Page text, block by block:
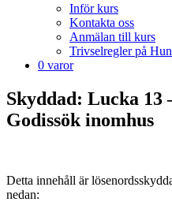
Inför kurs
Kontakta oss
Anmälan till kurs
Trivselregler på
0 varor
Skyddad: Lucka 13
Godissök inomhus
Detta innehåll är
nedan: